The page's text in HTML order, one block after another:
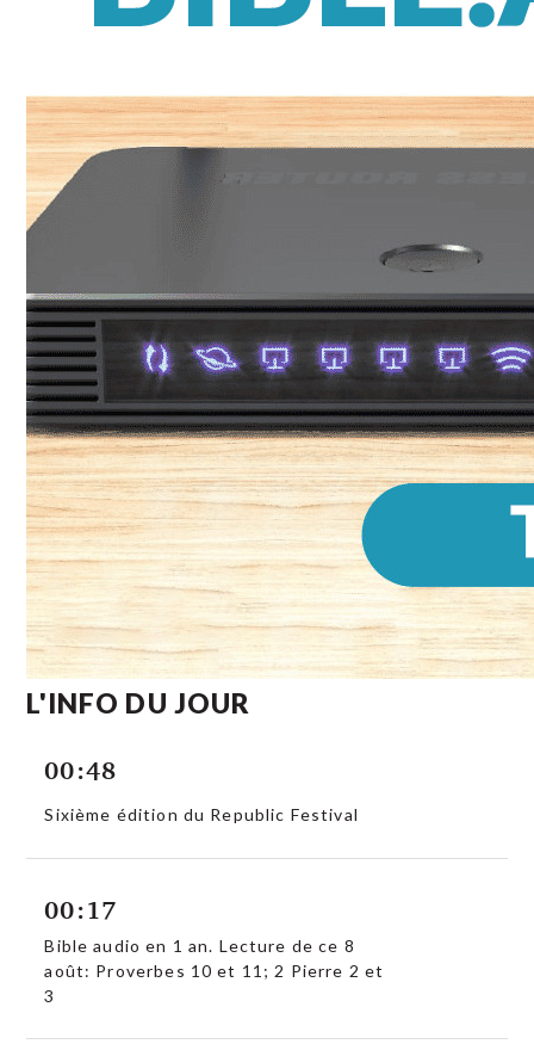
L'INFO DU JOUR
00:48
Sixième édition du Republic Festival
00:17
Bible audio en 1 an. Lecture de ce 8
août: Proverbes 10 et 11; 2 Pierre 2 et
3